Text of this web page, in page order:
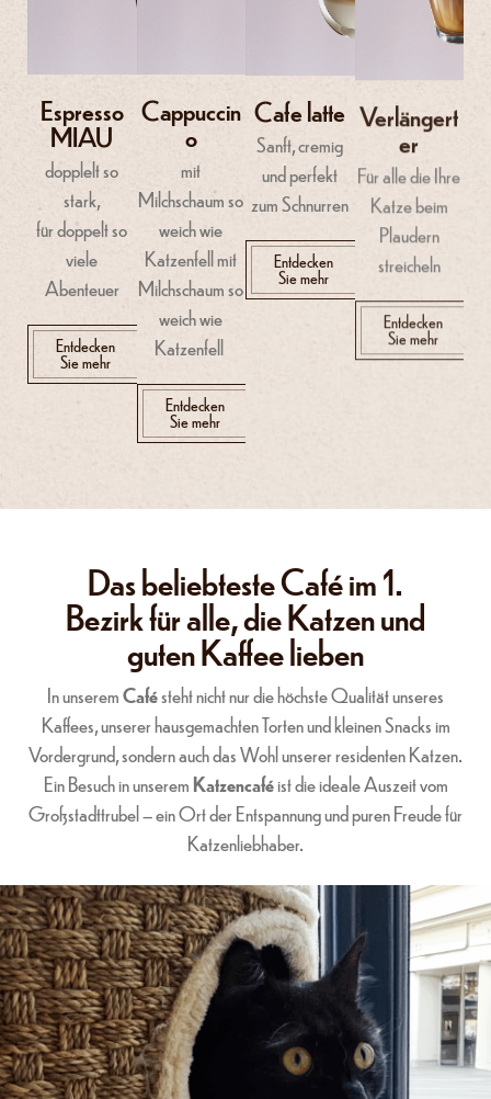
Espresso
MIAU
dopplelt so
stark,
für doppelt so
viele
Abenteuer
Entdecken
Sie mehr
Cappuccin
o
mit
Milchschaum so
weich wie
Katzenfell mit
Milchschaum so
weich wie
Katzenfell
Entdecken
Sie mehr
Cafe latte
Sanft, cremig
und perfekt
zum Schnurren
Entdecken
Sie mehr
Verlängert
er
Für alle die Ihre
Katze beim
Plaudern
streicheln
Entdecken
Sie mehr
Das beliebteste Café im 1.
Bezirk für alle, die Katzen und
guten Kaffee lieben
In unseremCafésteht nicht nur die höchste Qualität unseres
Kaffees, unserer hausgemachten Torten und kleinen Snacks im
Vordergrund, sondern auch das Wohl unserer residenten Katzen.
Ein Besuch in unserem Katzencaféist die ideale Auszeit vom
Großstadttrubel – ein Ort der Entspannung und puren Freude für
Katzenliebhaber.